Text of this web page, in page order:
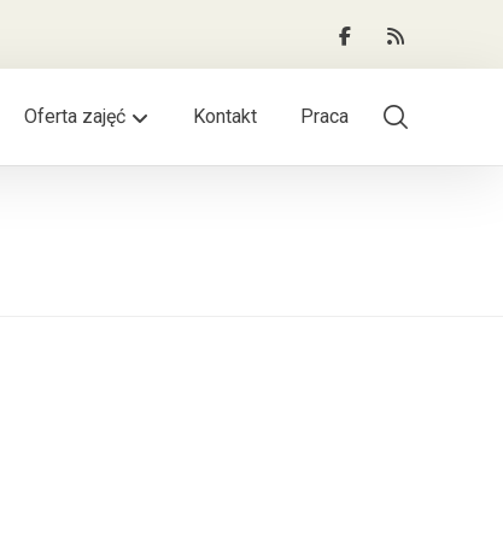
Oferta zajęć Kontakt Praca